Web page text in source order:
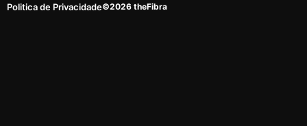
Politica de Privacidade©2026 theFibra